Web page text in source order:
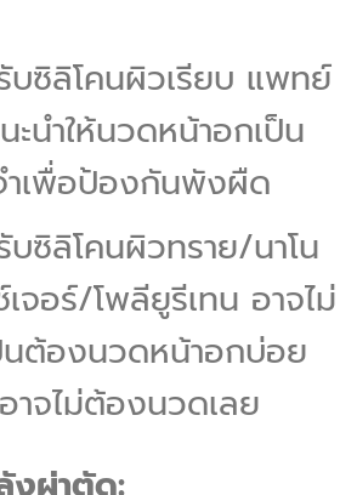
บซิลิโคนผิวเรียบ แพทย์
ะนำให้นวดหน้าอกเป็น
ำเพื่อป้องกันพังผืด
บซิลิโคนผิวทราย/นาโน
เจอร์/โพลียูรีเทน อาจไม่
นต้องนวดหน้าอกบ่อย
าจไม่ต้องนวดเลย
งผ่าตัด: